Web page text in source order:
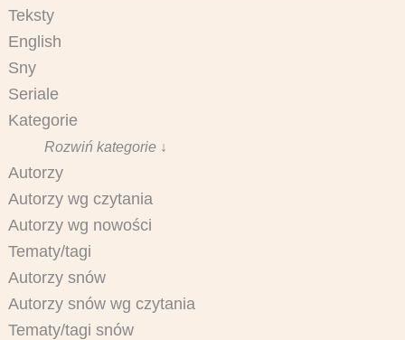
Teksty
English
Sny
Seriale
Kategorie
Rozwiń kategorie ↓
Autorzy
Autorzy wg czytania
Autorzy wg nowości
Tematy/tagi
Autorzy snów
Autorzy snów wg czytania
Tematy/tagi snów